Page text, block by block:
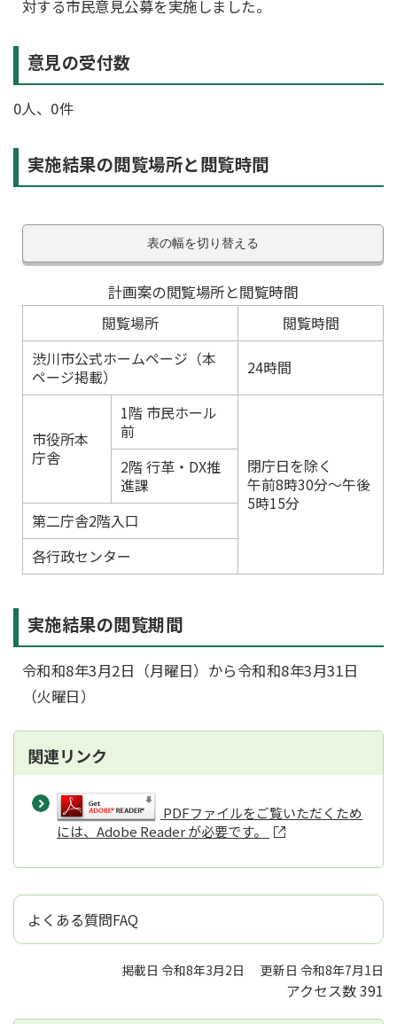
対する市民意見公募を実施しました。
意見の受付数
0人、0件
実施結果の閲覧場所と閲覧時間
表の幅を切り替える
計画案の閲覧場所と閲覧時間
閲覧場所
閲覧時間
渋川市公式ホームページ（本
ページ掲載）
24時間
市役所本
庁舎
1階 市民ホール
前
閉庁日を除く
午前8時30分～午後
5時15分
2階 行革・DX推
進課
第二庁舎2階入口
各行政センター
実施結果の閲覧期間
令和和8年3月2日（月曜日）から令和和8年3月31日
（火曜日）
関連リンク
PDFファイルをご覧いただくため
には、Adobe Reader が必要です。
よくある質問FAQ
掲載日 令和8年3月2日 更新日 令和8年7月1日
アクセス数391